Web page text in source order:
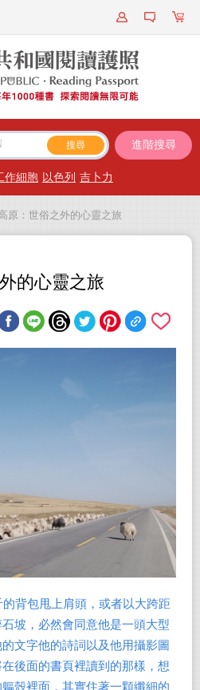
進階搜尋
作細胞 以色列 吉卜力
原：世俗之外的心靈之旅
的心靈之旅
背包甩上肩頭，或者以大跨距
坡，必然會同意他是一頭大型
文字他的詩詞以及他用攝影圖
後面的書頁裡讀到的那樣，想
殼裡面，其實住著一顆纖細的